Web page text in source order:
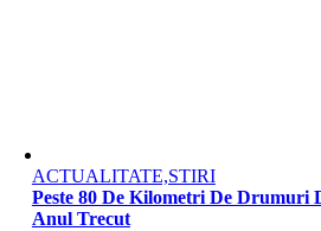
ACTUALITATE,STIRI
Peste 80 De Kilometri De Drumuri
Anul Trecut